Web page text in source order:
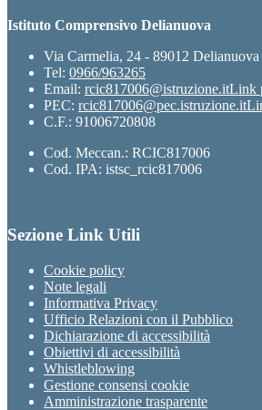
Istituto Comprensivo Delianuova
Via Carmelia, 24 - 89012
Tel: 0966/963265
Email: rcic817006@istruzione.itLink
PEC: rcic817006@pec.istruzione.it
C.F.: 91006720808
Cod. Meccan.: RCIC817006
Cod. IPA: istsc_rcic817006
Sezione Link Utili
Cookie policy
Note legali
Informativa Privacy
Ufficio Relazioni con il Pubblico
Dichiarazione di accessibilità
Obiettivi di accessibilità
Whistleblowing
Gestione consensi cookie
Amministrazione trasparente